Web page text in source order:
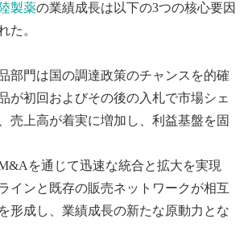
製薬の業績成長は以下の3つの核心要因
た。
部門は国の調達政策のチャンスを的確
が初回およびその後の入札で市場シェ
売上高が着実に増加し、利益基盤を固
を通じて迅速な統合と拡大を実現
インと既存の販売ネットワークが相互
形成し、業績成長の新たな原動力とな